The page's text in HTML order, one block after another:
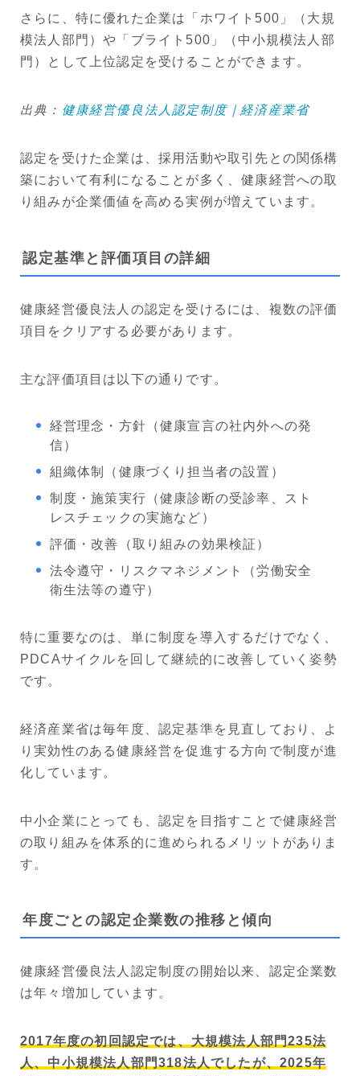
さらに、特に優れた企業は「ホワイト500」（大規
模法人部門）や「ブライト500」（中小規模法人部
門）として上位認定を受けることができます。
出典： 健康経営優良法人認定制度｜経済産業省
認定を受けた企業は、採用活動や取引先との関係構
築において有利になることが多く、健康経営への取
り組みが企業価値を高める実例が増えています。
認定基準と評価項目の詳細
健康経営優良法人の認定を受けるには、複数の評価
項目をクリアする必要があります。
主な評価項目は以下の通りです。
経営理念・方針（健康宣言の社内外への発
信）
組織体制（健康づくり担当者の設置）
制度・施策実行（健康診断の受診率、スト
レスチェックの実施など）
評価・改善（取り組みの効果検証）
法令遵守・リスクマネジメント（労働安全
衛生法等の遵守）
特に重要なのは、単に制度を導入するだけでなく、
PDCAサイクルを回して継続的に改善していく姿勢
です。
経済産業省は毎年度、認定基準を見直しており、よ
り実効性のある健康経営を促進する方向で制度が進
化しています。
中小企業にとっても、認定を目指すことで健康経営
の取り組みを体系的に進められるメリットがありま
す。
年度ごとの認定企業数の推移と傾向
健康経営優良法人認定制度の開始以来、認定企業数
は年々増加しています。
2017年度の初回認定では、大規模法人部門235法
人、中小規模法人部門318法人でしたが、2025年